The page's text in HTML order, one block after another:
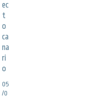
ec
t
o
ca
na
ri
o
05
/0